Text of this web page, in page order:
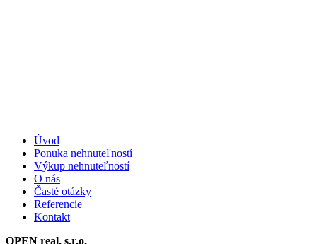
Úvod
Ponuka nehnuteľností
Výkup nehnuteľností
O nás
Časté otázky
Referencie
Kontakt
OPEN real, s.r.o.